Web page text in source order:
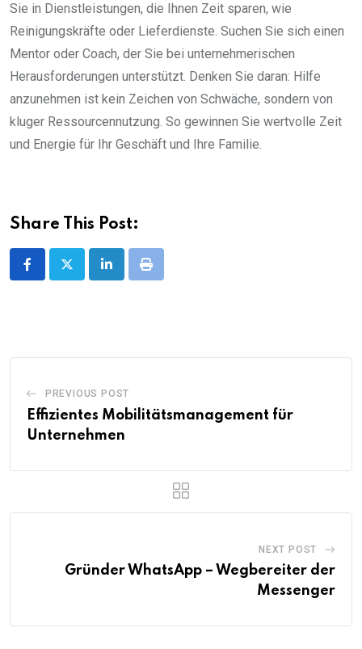
Sie in Dienstleistungen, die Ihnen Zeit sparen, wie
Reinigungskräfte oder Lieferdienste. Suchen Sie sich einen
Mentor oder Coach, der Sie bei unternehmerischen
Herausforderungen unterstützt. Denken Sie daran: Hilfe
anzunehmen ist kein Zeichen von Schwäche, sondern von
kluger Ressourcennutzung. So gewinnen Sie wertvolle Zeit
und Energie für Ihr Geschäft und Ihre Familie.
Share This Post:
LinkedInPrint
PREVIOUS POST
Effizientes Mobilitätsmanagement für
Unternehmen
NEXT POST
Gründer WhatsApp – Wegbereiter der
Messenger